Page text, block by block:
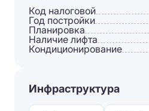
Код налоговой
Год постройки
Планировка
Наличие лифта
Кондиционирование
Инфраструктура